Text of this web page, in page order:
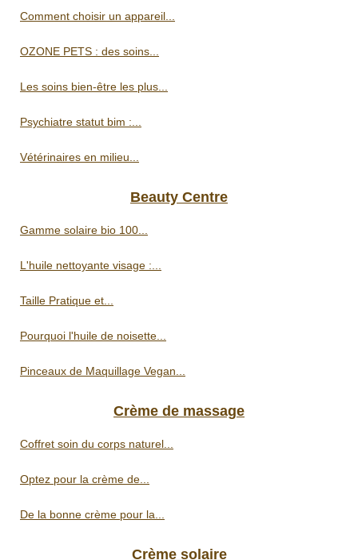
Comment choisir un appareil...
OZONE PETS : des soins...
Les soins bien-être les plus...
Psychiatre statut bim :...
Vétérinaires en milieu...
Beauty Centre
Gamme solaire bio 100...
L'huile nettoyante visage :...
Taille Pratique et...
Pourquoi l'huile de noisette...
Pinceaux de Maquillage Vegan...
Crème de massage
Coffret soin du corps naturel...
Optez pour la crème de...
De la bonne crème pour la...
Crème solaire